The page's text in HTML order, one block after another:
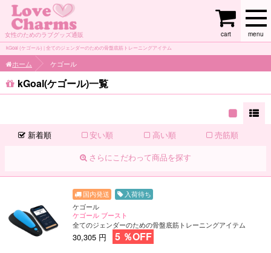
女性のためのラブグッズ通販 menu
cart
kGoal (ケゴール) | 全てのジェンダーのための骨盤底筋トレーニングアイテム
ホーム ケゴール
kGoal(ケゴール)一覧
新着順 安い順 高い順 売筋順
さらにこだわって商品を探す
入荷待ち
ケゴール
ケゴール ブースト
全てのジェンダーのための骨盤底筋トレーニングアイテム
30,305 円 5 ％OFF